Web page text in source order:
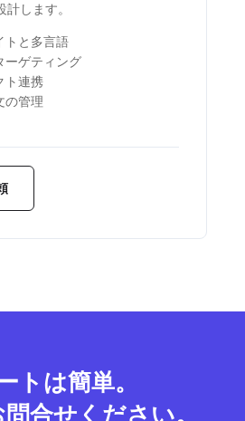
します。
トと多言語
ーゲティング
ト連携
の管理
トは簡単。
合せください。